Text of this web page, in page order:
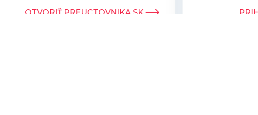
OTVORIŤ PREUCTOVNIKA.SK